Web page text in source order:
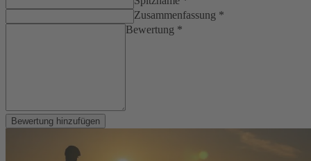
Zusammenfassung *
Bewertung *
Bewertung hinzufügen